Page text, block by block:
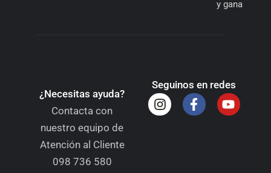
y gana
¿Necesitas ayuda?
Contacta con
nuestro equipo de
Atención al Cliente
098 736 580
Seguinos en redes